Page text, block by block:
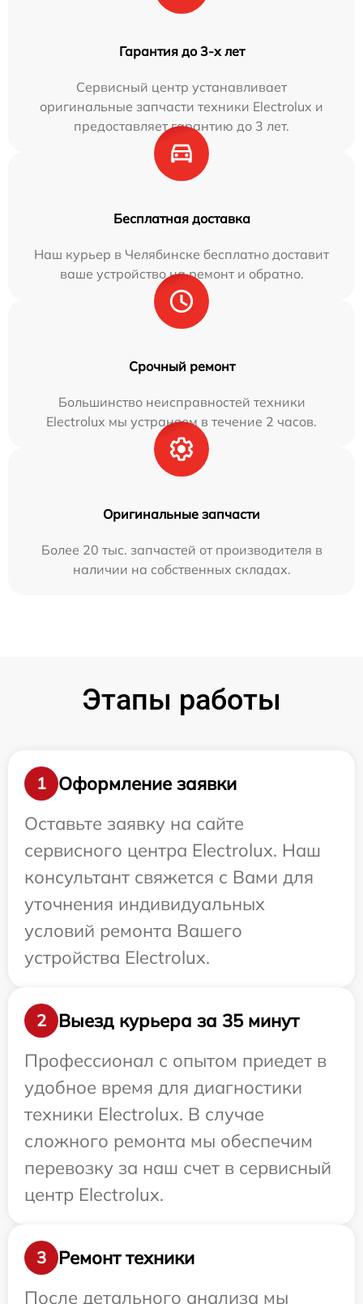
Гарантия до 3-х лет
Сервисный центр устанавливает
оригинальные запчасти техники Electrolux и
предоставляет гарантию до 3 лет.
Бесплатная доставка
Наш курьер в Челябинске бесплатно доставит
ваше устройство на ремонт и обратно.
Срочный ремонт
Большинство неисправностей техники
Electrolux мы устраняем в течение 2 часов.
Оригинальные запчасти
Более 20 тыс. запчастей от производителя в
наличии на собственных складах.
Этапы работы
1
Оформление заявки
Оставьте заявку на сайте
сервисного центра Electrolux. Наш
консультант свяжется с Вами для
уточнения индивидуальных
условий ремонта Вашего
устройства Electrolux.
2
Выезд курьера за 35 минут
Профессионал с опытом приедет в
удобное время для диагностики
техники Electrolux. В случае
сложного ремонта мы обеспечим
перевозку за наш счет в сервисный
центр Electrolux.
3
Ремонт техники
После детального анализа мы